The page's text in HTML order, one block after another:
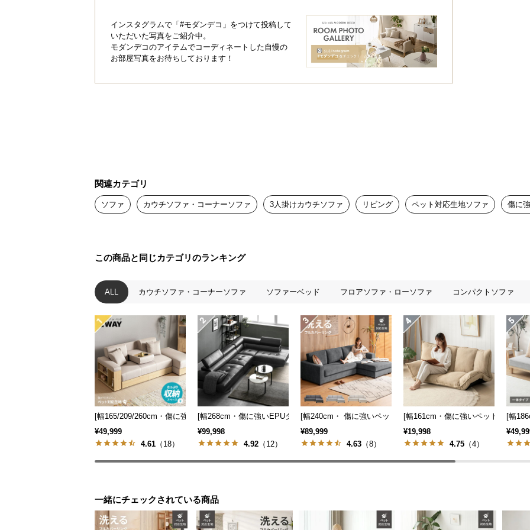
インスタグラムで「#モダンデコ」をつけて投稿して
いただいた写真をご紹介中。
モダンデコのアイテムでコーディネートした自慢の
お部屋写真をお待ちしております！
関連カテゴリ
ソファ カウチソファ・コーナーソファ 3人掛けカウチソファ リビング ペット対応生地ソファ 傷に
この商品と同じカテゴリのランキング
ALL カウチソファ・コーナーソファ ソファーベッド フロアソファ・ローソファ コンパクトソファ
[幅165/209/260cm・傷に強いペット対応生地も] 収納付き3人掛け多機能ソファ
¥49,999
4.61 （18）
[幅268cm・傷に強いEPUタイプも] 3人掛けレザーカウチソファ 広々設計 高級感
¥99,998
4.92 （12）
[幅240cm・ 傷に強いペット対応生地] ワイドカウチソファ ロース
¥89,999
4.63 （8）
[幅161cm・傷に強いペット対応生
¥19,998
4.75 （4）
[幅
一緒にチェックされている商品